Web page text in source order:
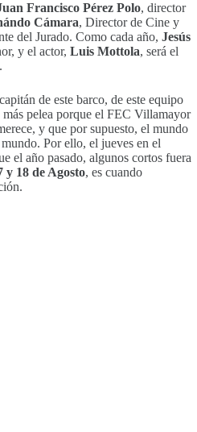
Francisco Pérez Polo, director
Cámara, Director de Cine y
del Jurado. Como cada año, Jesús
y el actor, Luis Mottola, será el
de este barco, de este equipo
pelea porque el FEC Villamayor
y que por supuesto, el mundo
Por ello, el jueves en el
el año pasado, algunos cortos fuera
y 18 de Agosto, es cuando